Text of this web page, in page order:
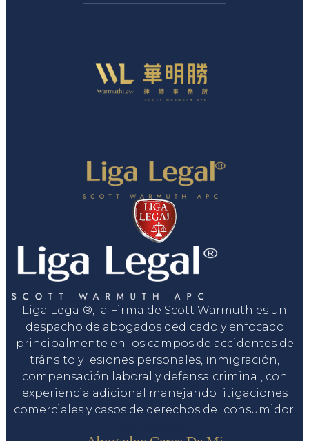
Liga Legal®, la Firma de Scott Warmuth es un
despacho de abogados dedicado y enfocado
principalmente en los campos de accidentes de
tránsito y lesiones personales, inmigración,
compensación laboral y defensa criminal, con
experiencia adicional manejando litigaciones
comerciales y casos de derechos del consumidor.